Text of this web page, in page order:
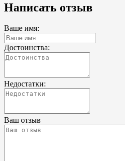
Написать отзыв
Ваше имя:
Достоинства:
Недостатки:
Ваш отзыв